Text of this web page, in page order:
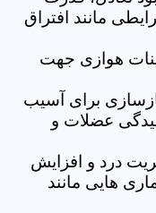
مانند افتراق
هوازی جهت
برای آسیب
عضلات و
درد و افزایش
هایی مانند